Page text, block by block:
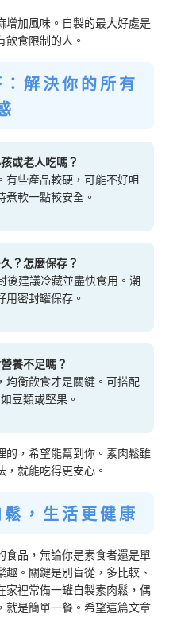
增加風味。自製的最大好處是
飲食限制的人。
解決你的所有
或老人吃嗎？
有些產品較硬，可能不好咀
煮軟一點較安全。
？怎麼保存？
後建議冷藏並盡快食用。潮
用密封罐保存。
養不足嗎？
均衡飲食才是關鍵。可搭配
豆類或堅果。
的，希望能幫到你。素肉鬆雖
就能吃得更安心。
，生活更健康
食品，無論你是素食者還是單
。關鍵是別盲從，多比較、
家裡常備一罐自製素肉鬆，偶
就是簡單一餐。希望這篇文章